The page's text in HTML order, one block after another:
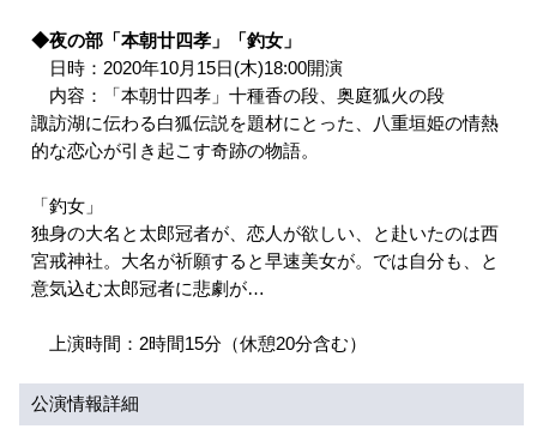
◆夜の部「本朝廿四孝」「釣女」
日時：2020年10月15日(木)18:00開演
内容：「本朝廿四孝」十種香の段、奥庭狐火の段
諏訪湖に伝わる白狐伝説を題材にとった、八重垣姫の情熱
的な恋心が引き起こす奇跡の物語。
「釣女」
独身の大名と太郎冠者が、恋人が欲しい、と赴いたのは西
宮戒神社。大名が祈願すると早速美女が。では自分も、と
意気込む太郎冠者に悲劇が…
上演時間：2時間15分（休憩20分含む）
公演情報詳細